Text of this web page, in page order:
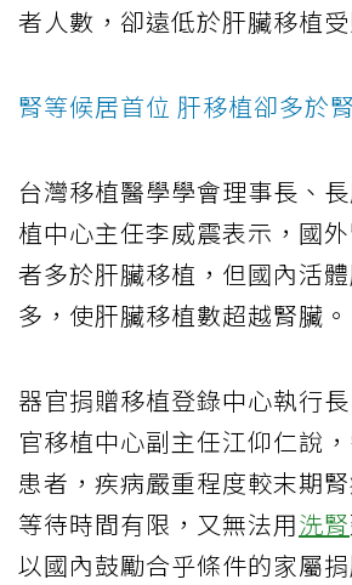
者人數，卻遠低於肝臟移植受
腎等候居首位 肝移植卻多於腎
台灣移植醫學學會理事長、
植中心主任李威震表示，國
者多於肝臟移植，但國內活
多，使肝臟移植數超越腎臟。
器官捐贈移植登錄中心執行
官移植中心副主任江仰仁說
患者，疾病嚴重程度較末期
等待時間有限，又無法用洗腎
以國內鼓勵合乎條件的家屬